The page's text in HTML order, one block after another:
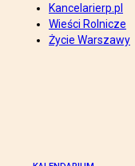
Kancelarierp.pl
Wieści Rolnicze
Życie Warszawy